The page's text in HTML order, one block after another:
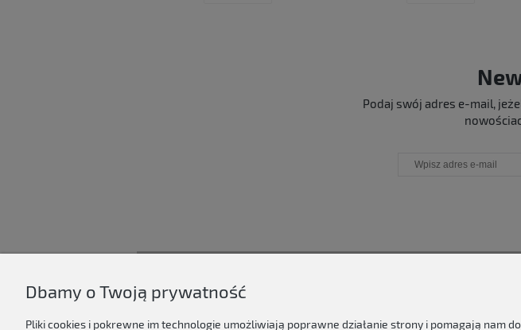
Podaj swój adres e-mail,
D'ART
Regulamin sklepu
Dbamy o Twoją prywatność
Pliki cookies i pokrewne im technologie umożliwiają poprawne działanie strony i pomagają